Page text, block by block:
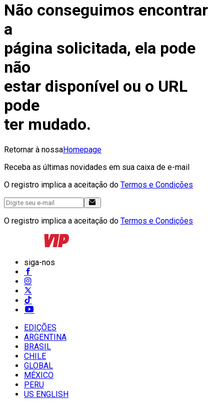
Não conseguimos encontrar
a
página solicitada, ela pode
não
estar disponível ou o URL
pode
ter mudado.
Retornar à nossaHomepage
Receba as últimas novidades em sua caixa de e-mail
O registro implica a aceitação do Termos e Condições
O registro implica a aceitação do Termos e Condições
siga-nos
EDIÇÕES
ARGENTINA
BRASIL
CHILE
GLOBAL
MÉXICO
PERU
US ENGLISH